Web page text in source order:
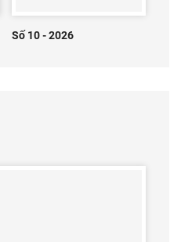
Số 10 - 2026